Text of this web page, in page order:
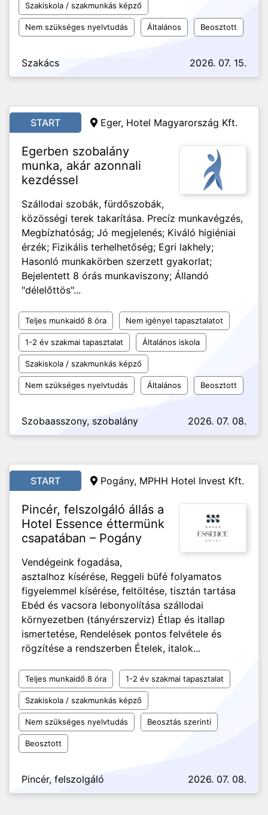
Szakiskola / szakmunkás képző
Nem szükséges nyelvtudás Általános Beosztott
Szakács 2026. 07. 15.
START Eger, Hotel Magyarország Kft.
Egerben szobalány
munka, akár azonnali
kezdéssel
Szállodai szobák, fürdőszobák,
közösségi terek takarítása. Precíz munkavégzés,
Megbízhatóság; Jó megjelenés; Kiváló higiéniai
érzék; Fizikális terhelhetőség; Egri lakhely;
Hasonló munkakörben szerzett gyakorlat;
Bejelentett 8 órás munkaviszony; Állandó
"délelőttös"...
Teljes munkaidő 8 óra Nem igényel tapasztalatot
1-2 év szakmai tapasztalat Általános iskola
Szakiskola / szakmunkás képző
Nem szükséges nyelvtudás Általános Beosztott
Szobaasszony, szobalány 2026. 07. 08.
START Pogány, MPHH Hotel Invest Kft.
Pincér, felszolgáló állás a
Hotel Essence éttermünk
csapatában – Pogány
Vendégeink fogadása,
asztalhoz kísérése, Reggeli büfé folyamatos
figyelemmel kísérése, feltöltése, tisztán tartása
Ebéd és vacsora lebonyolítása szállodai
környezetben (tányérszerviz) Étlap és itallap
ismertetése, Rendelések pontos felvétele és
rögzítése a rendszerben Ételek, italok...
Teljes munkaidő 8 óra 1-2 év szakmai tapasztalat
Szakiskola / szakmunkás képző
Nem szükséges nyelvtudás Beosztás szerinti
Beosztott
Pincér, felszolgáló 2026. 07. 08.